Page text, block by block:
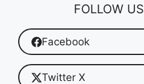
FOLLOW US
Facebook
Twitter X